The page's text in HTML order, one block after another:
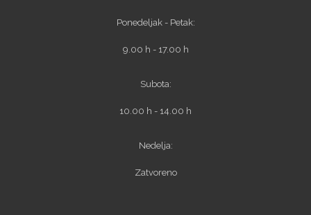
Ponedeljak - Petak:
9.00 h - 17.00 h
Subota:
10.00 h - 14.00 h
Nedelja:
Zatvoreno